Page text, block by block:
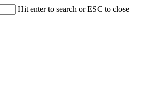
Hit enter to search or ESC to close